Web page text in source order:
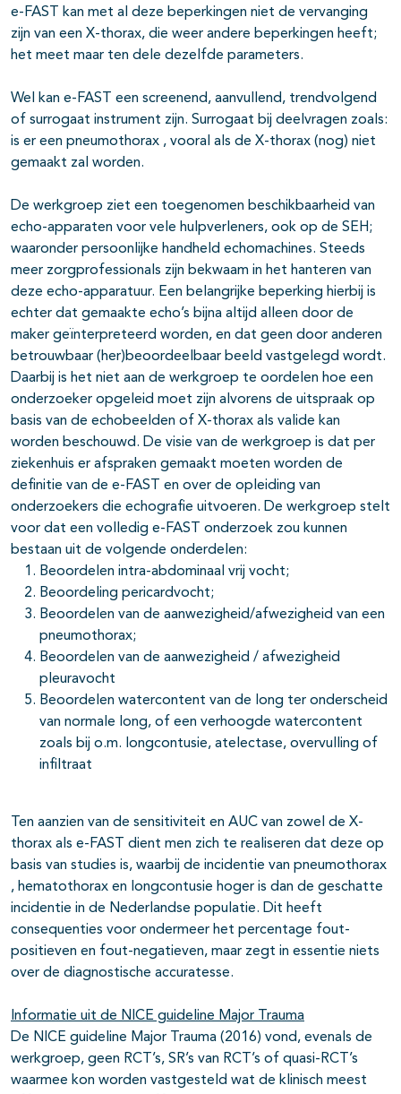
e-FAST kan met al deze beperkingen niet de vervanging
zijn van een X-thorax, die weer andere beperkingen heeft;
het meet maar ten dele dezelfde parameters.
Wel kan e-FAST een screenend, aanvullend, trendvolgend
of surrogaat instrument zijn. Surrogaat bij deelvragen zoals:
is er een pneumothorax , vooral als de X-thorax (nog) niet
gemaakt zal worden.
De werkgroep ziet een toegenomen beschikbaarheid van
echo-apparaten voor vele hulpverleners, ook op de SEH;
waaronder persoonlijke handheld echomachines. Steeds
meer zorgprofessionals zijn bekwaam in het hanteren van
deze echo-apparatuur. Een belangrijke beperking hierbij is
echter dat gemaakte echo’s bijna altijd alleen door de
maker geïnterpreteerd worden, en dat geen door anderen
betrouwbaar (her)beoordeelbaar beeld vastgelegd wordt.
Daarbij is het niet aan de werkgroep te oordelen hoe een
onderzoeker opgeleid moet zijn alvorens de uitspraak op
basis van de echobeelden of X-thorax als valide kan
worden beschouwd. De visie van de werkgroep is dat per
ziekenhuis er afspraken gemaakt moeten worden de
definitie van de e-FAST en over de opleiding van
onderzoekers die echografie uitvoeren. De werkgroep stelt
voor dat een volledig e-FAST onderzoek zou kunnen
bestaan uit de volgende onderdelen:
Beoordelen intra-abdominaal vrij vocht;
Beoordeling pericardvocht;
Beoordelen van de aanwezigheid/afwezigheid van een
pneumothorax;
Beoordelen van de aanwezigheid / afwezigheid
pleuravocht
Beoordelen watercontent van de long ter onderscheid
van normale long, of een verhoogde watercontent
zoals bij o.m. longcontusie, atelectase, overvulling of
infiltraat
Ten aanzien van de sensitiviteit en AUC van zowel de X-
thorax als e-FAST dient men zich te realiseren dat deze op
basis van studies is, waarbij de incidentie van pneumothorax
, hematothorax en longcontusie hoger is dan de geschatte
incidentie in de Nederlandse populatie. Dit heeft
consequenties voor ondermeer het percentage fout-
positieven en fout-negatieven, maar zegt in essentie niets
over de diagnostische accuratesse.
Informatie uit de NICE guideline Major Trauma
De NICE guideline Major Trauma (2016) vond, evenals de
werkgroep, geen RCT’s, SR’s van RCT’s of quasi-RCT’s
waarmee kon worden vastgesteld wat de klinisch meest